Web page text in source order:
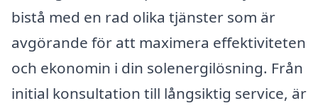
bistå med en rad olika tjänster som är
avgörande för att maximera effektiviteten
och ekonomin i din solenergilösning. Från
initial konsultation till långsiktig service, är